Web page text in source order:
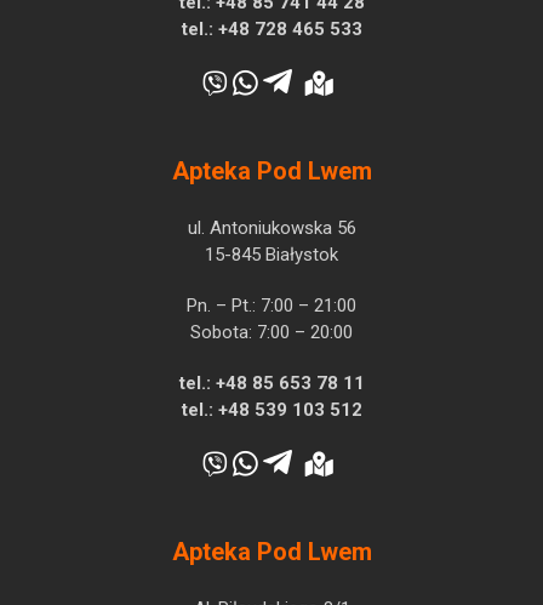
tel.: +48 728 465 533
Apteka Pod Lwem
ul. Antoniukowska 56
15-845 Białystok
Pn. – Pt.: 7:00 – 21:00
Sobota: 7:00 – 20:00
tel.: +48 85 653 78 11
tel.: +48 539 103 512
Apteka Pod Lwem